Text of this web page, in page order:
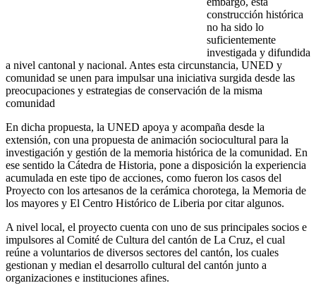
construcción histórica
no ha sido lo
suficientemente
investigada y difundida
a nivel cantonal y nacional. Antes esta circunstancia, UNED y
comunidad se unen para impulsar una iniciativa surgida desde las
preocupaciones y estrategias de conservación de la misma
comunidad
En dicha propuesta, la UNED apoya y acompaña desde la
extensión, con una propuesta de animación sociocultural para la
investigación y gestión de la memoria histórica de la comunidad. En
ese sentido la Cátedra de Historia, pone a disposición la experiencia
acumulada en este tipo de acciones, como fueron los casos del
Proyecto con los artesanos de la cerámica chorotega, la Memoria de
los mayores y El Centro Histórico de Liberia por citar algunos.
A nivel local, el proyecto cuenta con uno de sus principales socios e
impulsores al Comité de Cultura del cantón de La Cruz, el cual
reúne a voluntarios de diversos sectores del cantón, los cuales
gestionan y median el desarrollo cultural del cantón junto a
organizaciones e instituciones afines.